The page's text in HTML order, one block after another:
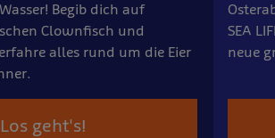
Begib dich auf
Clownfisch und
alles rund um die Eier
Los geht's!
SEA
neue
🌷